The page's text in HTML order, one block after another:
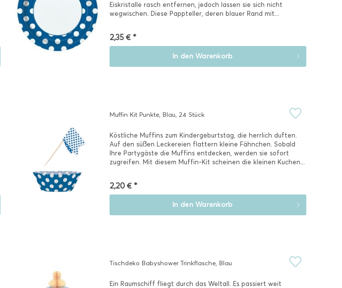
Eiskristalle rasch entfernen, jedoch lassen sie sich nicht
wegwischen. Diese Pappteller, deren blauer Rand mit...
2,35 € *
In den Warenkorb
Muffin Kit Punkte, Blau, 24 Stück
Köstliche Muffins zum Kindergeburtstag, die herrlich duften.
Auf den süßen Leckereien flattern kleine Fähnchen. Sobald
Ihre Partygäste die Muffins entdecken, werden sie sofort
zugreifen. Mit diesem Muffin-Kit scheinen die kleinen Kuchen...
2,20 € *
In den Warenkorb
Tischdeko Babyshower Trinkflasche, Blau
Ein Raumschiff fliegt durch das Weltall. Es passiert weit